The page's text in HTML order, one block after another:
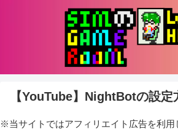
【YouTube】NightBotの設定
※当サイトではアフィリエイト広告を利用